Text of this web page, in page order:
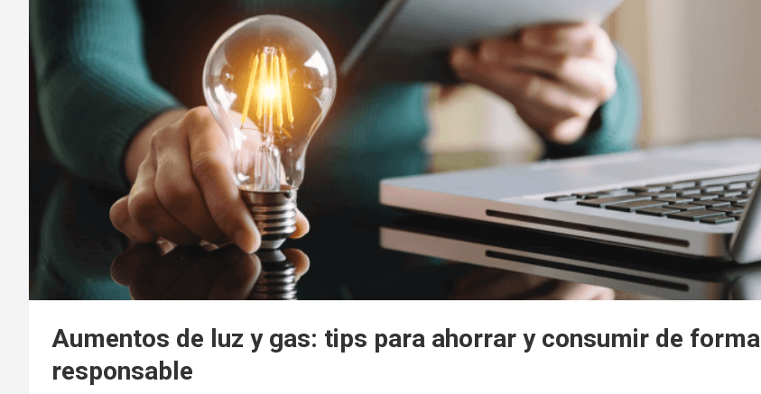
Aumentos de luz y gas: tips para ahorrar y consumir de forma
responsable